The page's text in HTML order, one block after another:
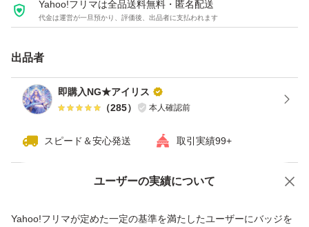
Yahoo!フリマは全品送料無料・匿名配送
代金は運営が一旦預かり、評価後、出品者に支払われます
出品者
即購入NG★アイリス
（285） 本人確認前
スピード＆安心発送 取引実績99+
ユーザーの実績について
Yahoo!フリマが定めた一定の基準を満たしたユーザーにバッジを
価格の相談 商品への質問